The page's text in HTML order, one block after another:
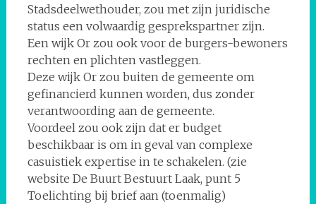
Stadsdeelwethouder, zou met zijn juridische
status een volwaardig gesprekspartner zijn.
Een wijk Or zou ook voor de burgers-bewoners
rechten en plichten vastleggen.
Deze wijk Or zou buiten de gemeente om
gefinancierd kunnen worden, dus zonder
verantwoording aan de gemeente.
Voordeel zou ook zijn dat er budget
beschikbaar is om in geval van complexe
casuistiek expertise in te schakelen. (zie
website De Buurt Bestuurt Laak, punt 5
Toelichting bij brief aan (toenmalig)